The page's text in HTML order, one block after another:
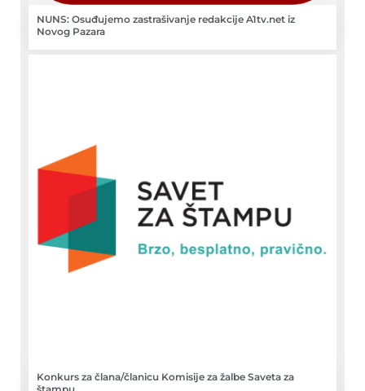
NUNS: Osuđujemo zastrašivanje redakcije A1tv.net iz
Novog Pazara
Konkurs za člana/članicu Komisije za žalbe Saveta za